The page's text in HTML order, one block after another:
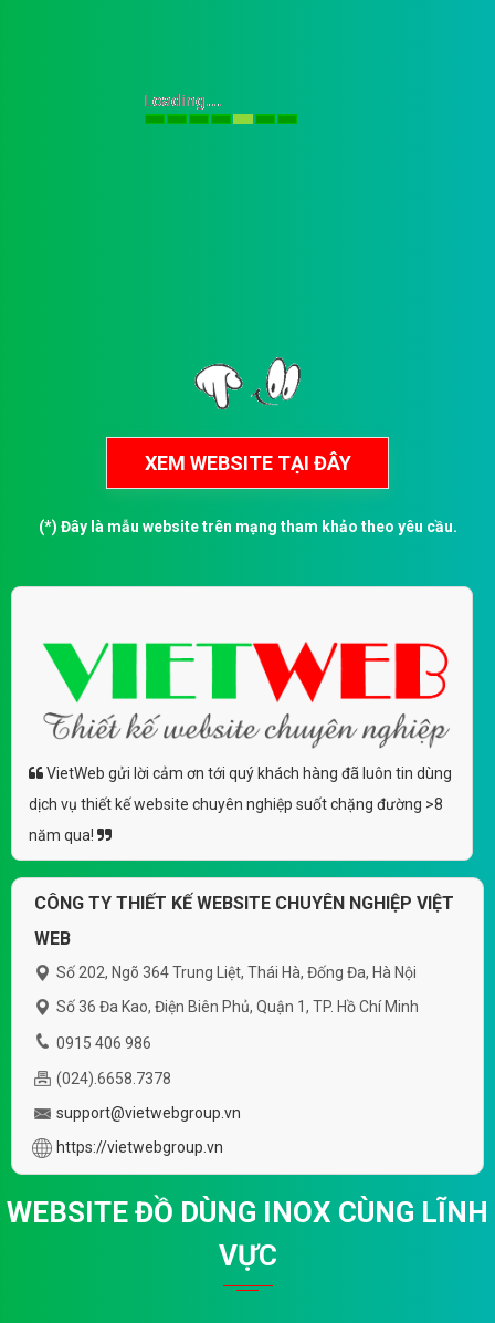
(*) Đây là mẫu website trên mạng tham khảo theo yêu cầu.
VietWeb gửi lời cảm ơn tới quý khách hàng đã luôn tin dùng
dịch vụ thiết kế website chuyên nghiệp suốt chặng đường >8